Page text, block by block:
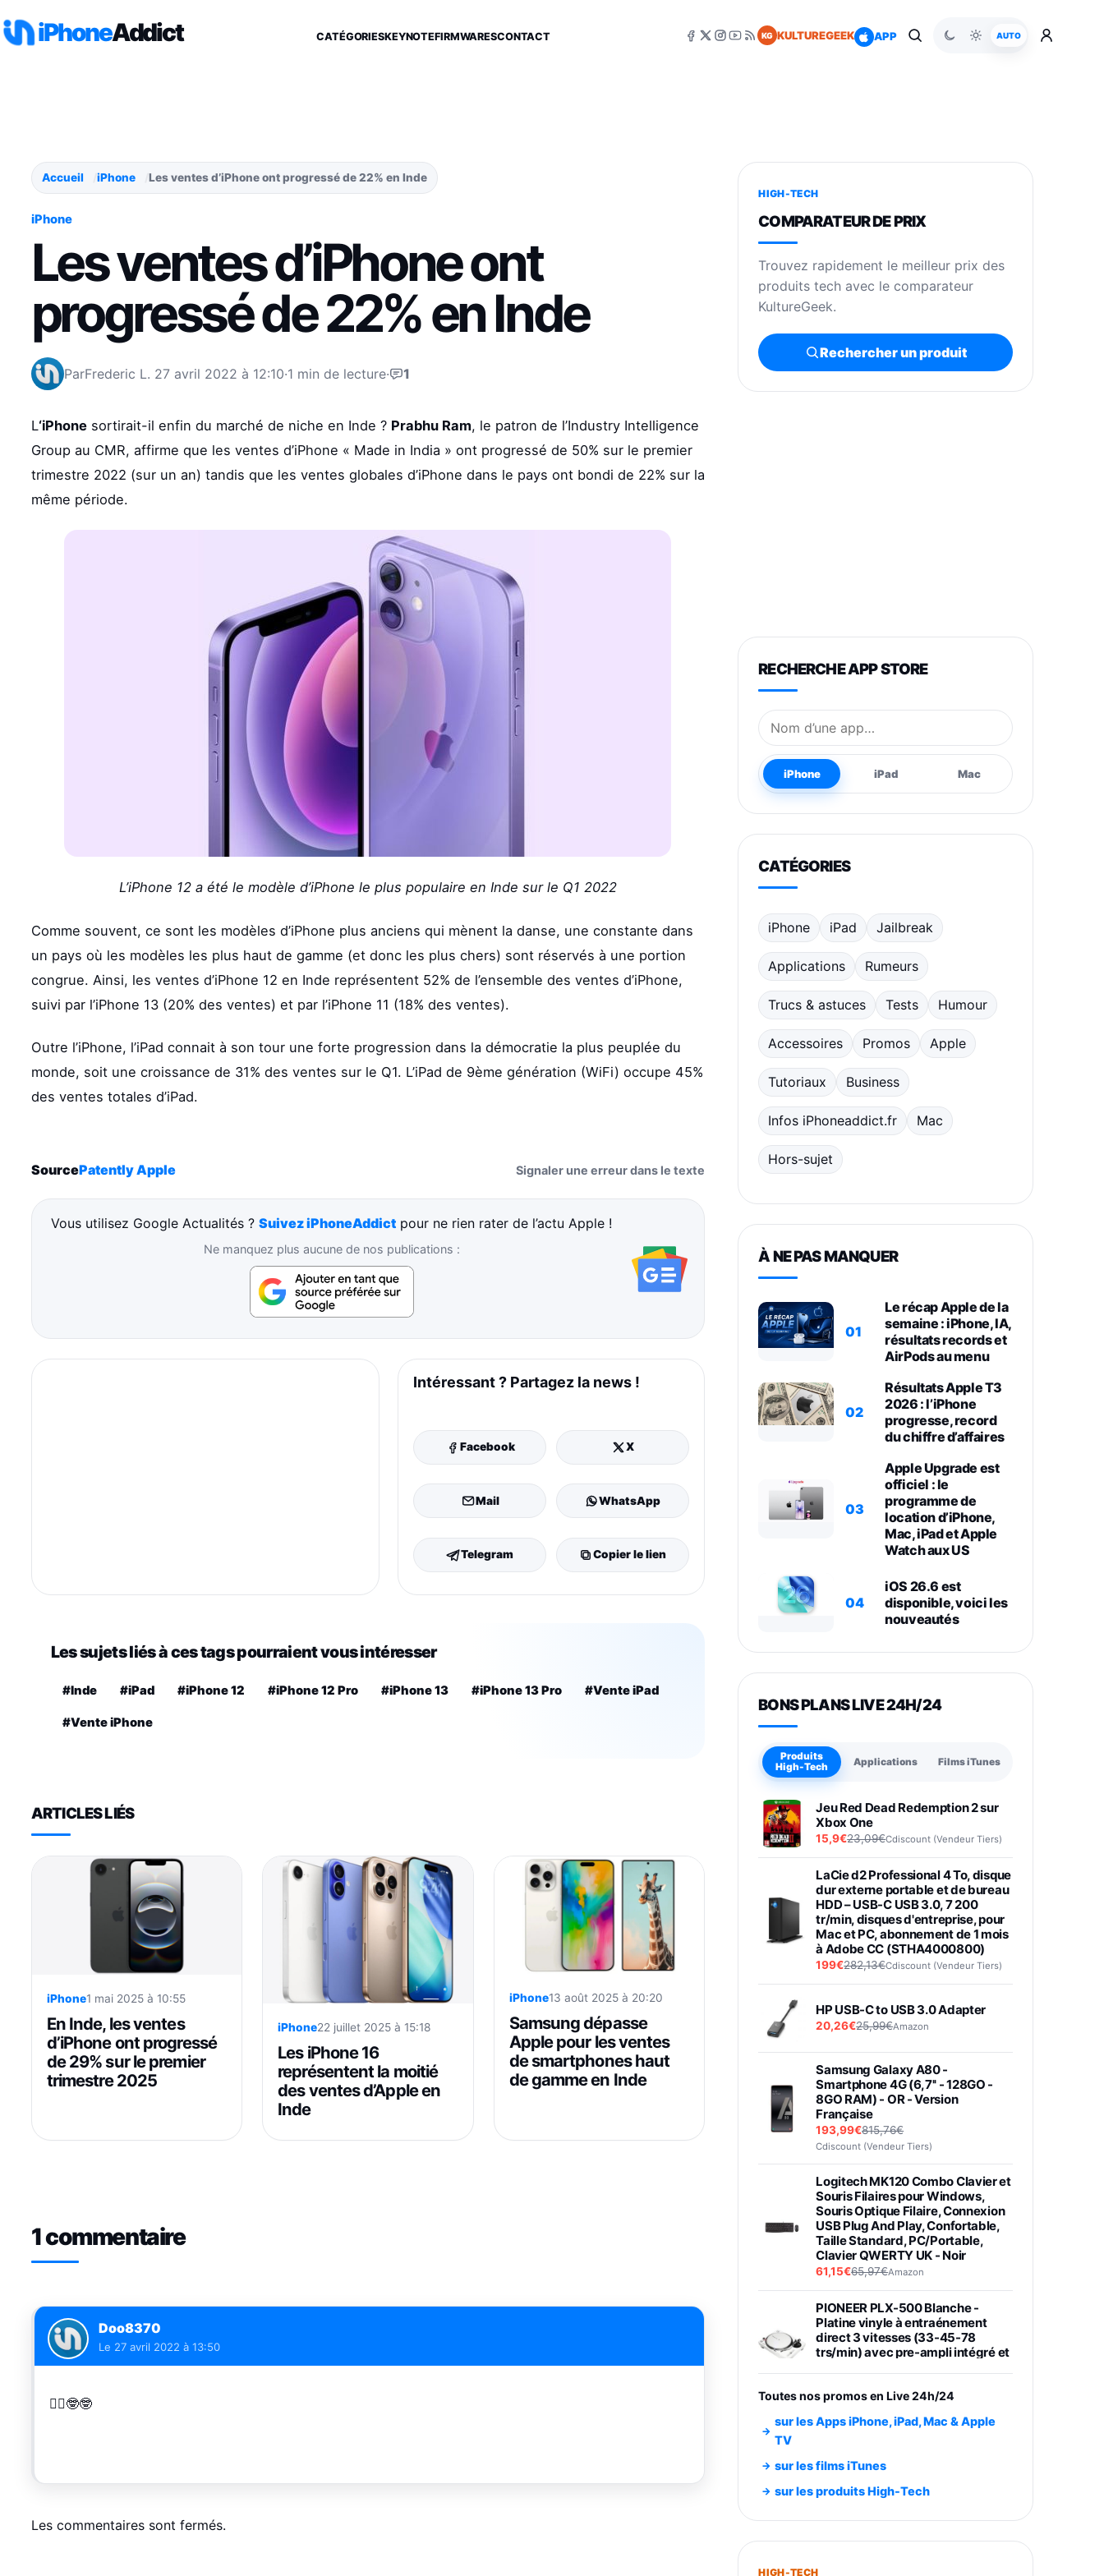
iPhoneAddict CATÉGORIESKEYNOTEFIRMWARESCONTACT KG KULTUREGEEK APP AUTO
Accueil iPhone Les ventes d’iPhone ont progressé de 22% en Inde
iPhone
Les ventes d’iPhone ont
progressé de 22% en Inde
ParFrederic L. 27 avril 2022 à 12:10·1 min de lecture· 1
L‘iPhonesortirait-il enfin du marché de niche en Inde ? Prabhu Ram, le patron de l’Industry Intelligence
Group au CMR, affirme que les ventes d’iPhone « Made in India » ont progressé de 50% sur le premier
trimestre 2022 (sur un an) tandis que les ventes globales d’iPhone dans le pays ont bondi de 22% sur la
même période.
L’iPhone 12 a été le modèle d’iPhone le plus populaire en Inde sur le Q1 2022
Comme souvent, ce sont les modèles d’iPhone plus anciens qui mènent la danse, une constante dans
un pays où les modèles les plus haut de gamme (et donc les plus chers) sont réservés à une portion
congrue. Ainsi, les ventes d’iPhone 12 en Inde représentent 52% de l’ensemble des ventes d’iPhone,
suivi par l’iPhone 13 (20% des ventes) et par l’iPhone 11 (18% des ventes).
Outre l’iPhone, l’iPad connait à son tour une forte progression dans la démocratie la plus peuplée du
monde, soit une croissance de 31% des ventes sur le Q1. L’iPad de 9ème génération (WiFi) occupe 45%
des ventes totales d’iPad.
SourcePatently Apple Signaler une erreur dans le texte
Vous utilisez Google Actualités ?Suivez iPhoneAddict pour ne rien rater de l’actu Apple !
Ne manquez plus aucune de nos publications :
Intéressant ? Partagez la news !
Facebook X
Mail WhatsApp
Telegram Copier le lien
Les sujets liés à ces tags pourraient vous intéresser
#Inde #iPad #iPhone 12 #iPhone 12 Pro #iPhone 13 #iPhone 13 Pro #Vente iPad
#Vente iPhone
ARTICLES LIÉS
iPhone1 mai 2025 à 10:55
En Inde, les ventes
d’iPhone ont progressé
de 29% sur le premier
trimestre 2025
iPhone22 juillet 2025 à 15:18
Les iPhone 16
représentent la moitié
des ventes d’Apple en
Inde
iPhone13 août 2025 à 20:20
Samsung dépasse
Apple pour les ventes
de smartphones haut
de gamme en Inde
1 commentaire
Doo8370
Le 27 avril 2022 à 13:50
🤦‍♂️🤓🤓
Les commentaires sont fermés.
HIGH-TECH
COMPARATEUR DE PRIX
Trouvez rapidement le meilleur prix des
produits tech avec le comparateur
KultureGeek.
Rechercher un produit
RECHERCHE APP STORE
Nom de l’application
iPhone iPad Mac
CATÉGORIES
iPhone iPad Jailbreak
Applications Rumeurs
Trucs & astuces Tests Humour
Accessoires Promos Apple
Tutoriaux Business
Infos iPhoneaddict.fr Mac
Hors-sujet
À NE PAS MANQUER
01
Le récap Apple de la
semaine : iPhone, IA,
résultats records et
AirPods au menu
02
Résultats Apple T3
2026 : l’iPhone
progresse, record
du chiffre d’affaires
03
Apple Upgrade est
officiel : le
programme de
location d’iPhone,
Mac, iPad et Apple
Watch aux US
04
iOS 26.6 est
disponible, voici les
nouveautés
BONS PLANS LIVE 24H/24
Produits
High-Tech
Applications Films iTunes
Jeu Red Dead Redemption 2 sur
Xbox One
15,9€23,09€Cdiscount (Vendeur Tiers)
LaCie d2 Professional 4 To, disque
dur externe portable et de bureau
HDD – USB-C USB 3.0, 7 200
tr/min, disques d'entreprise, pour
Mac et PC, abonnement de 1 mois
à Adobe CC (STHA4000800)
199€282,13€Cdiscount (Vendeur Tiers)
HP USB-C to USB 3.0 Adapter
20,26€25,99€Amazon
Samsung Galaxy A80 -
Smartphone 4G (6,7'' - 128GO -
8GO RAM) - OR - Version
Française
193,99€815,76€
Cdiscount (Vendeur Tiers)
Logitech MK120 Combo Clavier et
Souris Filaires pour Windows,
Souris Optique Filaire, Connexion
USB Plug And Play, Confortable,
Taille Standard, PC/Portable,
Clavier QWERTY UK - Noir
61,15€65,97€Amazon
PIONEER PLX-500 Blanche -
Platine vinyle à entraénement
direct 3 vitesses (33-45-78
trs/min) avec pre-ampli intégré et
Smartphone SAMSUNG Galaxy
Smartphone SAMSUNG Galaxy
S26+ Violet 256Go
749,99€1240,43€Fnac (Vendeur Tiers)
Toutes nos promos en Live 24h/24
sur les Apps iPhone, iPad, Mac & Apple
TV
sur les films iTunes
sur les produits High-Tech
HIGH-TECH